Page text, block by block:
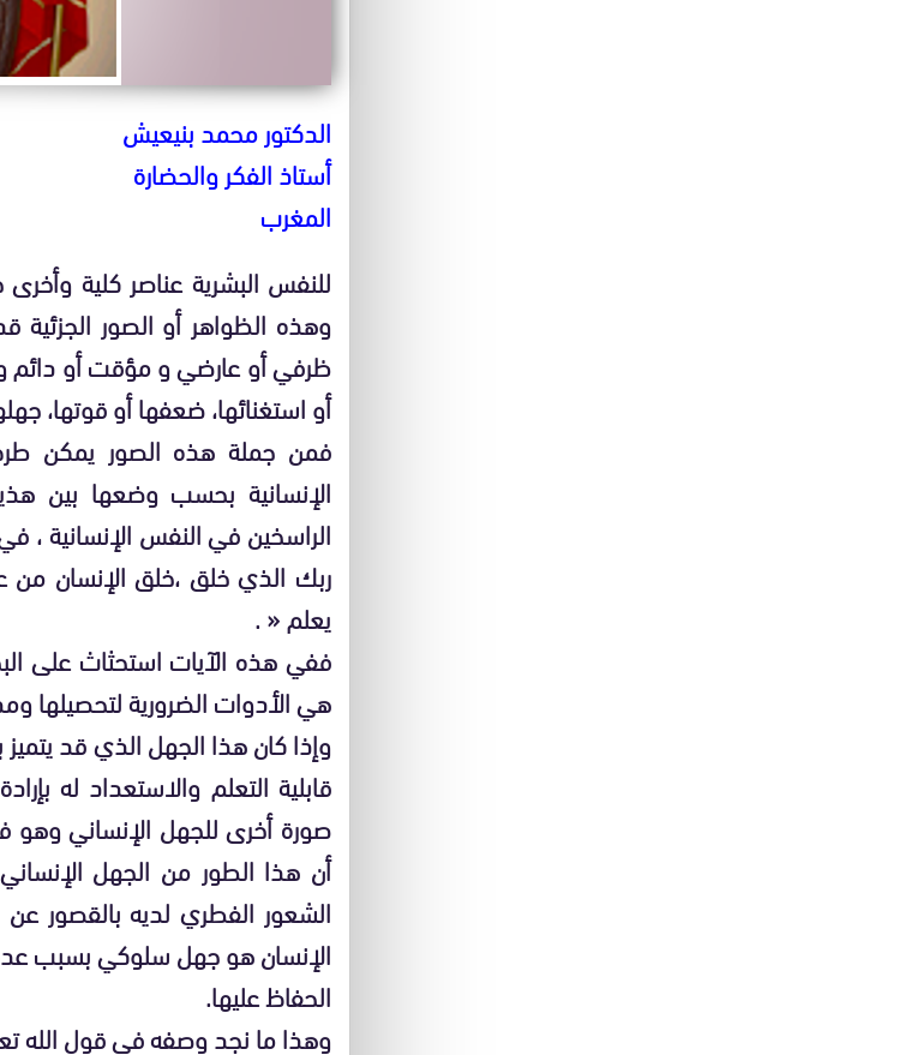
الدكتور محمد بنيعيش
أستاذ الفكر والحضارة
المغرب
للنفس البشرية عناصر كلية
وهذه الظواهر أو الصور
ظرفي أو عارضي و مؤقت أو دائم
أو استغنائها، ضعفها أو قوتها،
فمن جملة هذه الصور يمكن
الإنسانية بحسب وضعها بين
الراسخين في النفس الإنسانية ،
ربك الذي خلق ،خلق الإنسان من
يعلم « .
ففي هذه الآيات استحثاث على
هي الأدوات الضرورية لتحصيلها
وإذا كان هذا الجهل الذي قد يتميز
قابلية التعلم والاستعداد له
صورة أخرى للجهل الإنساني وهو
أن هذا الطور من الجهل
الشعور الفطري لديه بالقصور
الإنسان هو جهل سلوكي بسبب
الحفاظ عليها.
وهذا ما نجد وصفه في قول الله